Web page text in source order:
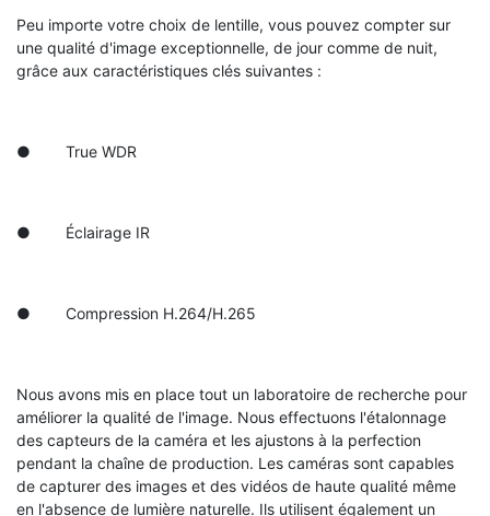
Peu importe votre choix de lentille, vous pouvez compter sur
une qualité d'image exceptionnelle, de jour comme de nuit,
grâce aux caractéristiques clés suivantes :
● True WDR
● Éclairage IR
● Compression H.264/H.265
Nous avons mis en place tout un laboratoire de recherche pour
améliorer la qualité de l'image. Nous effectuons l'étalonnage
des capteurs de la caméra et les ajustons à la perfection
pendant la chaîne de production. Les caméras sont capables
de capturer des images et des vidéos de haute qualité même
en l'absence de lumière naturelle. Ils utilisent également un